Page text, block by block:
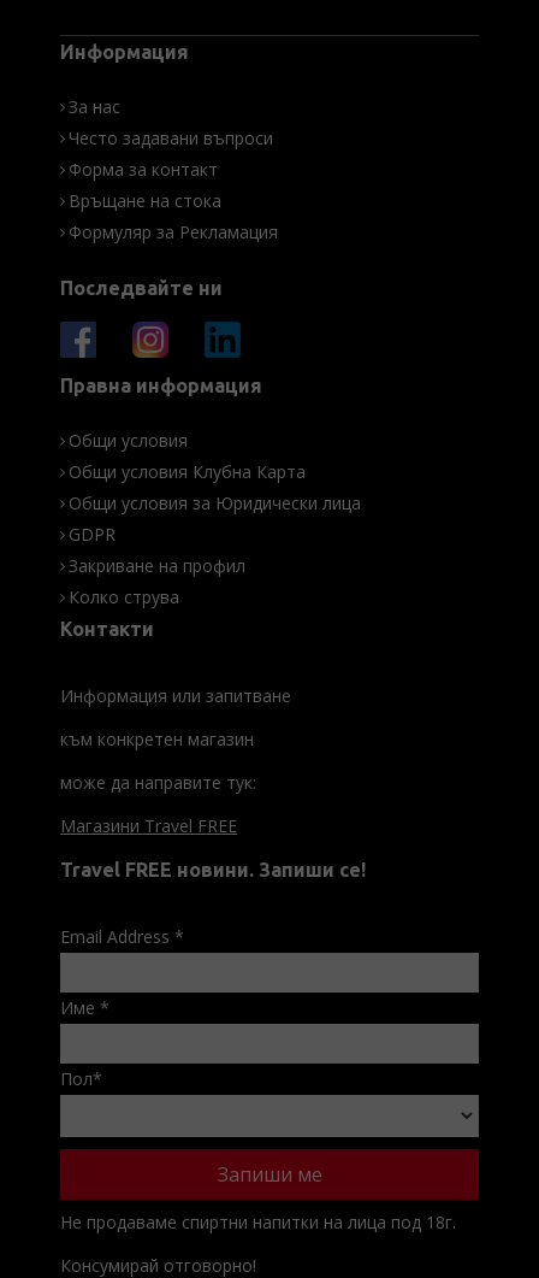
Информация
За нас
Често задавани въпроси
Форма за контакт
Връщане на стока
Формуляр за Рекламация
Последвайте ни
Правна информация
Общи условия
Общи условия Клубна Карта
Общи условия за Юридически лица
GDPR
Закриване на профил
Колко струва
Контакти
Информация или запитване
към конкретен магазин
може да направите тук:
Магазини Travel FREE
Travel FREE новини. Запиши се!
Email Address *
Име *
Пол*
Не продаваме спиртни напитки на лица под 18г.
Консумирай отговорно!